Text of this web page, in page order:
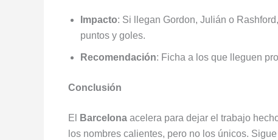
Impacto: Si llegan Gordon, Julián o
puntos y goles.
Recomendación: Ficha a los que lleguen
Conclusión
El Barcelona acelera para dejar el trabajo
los nombres calientes, pero no los únicos.